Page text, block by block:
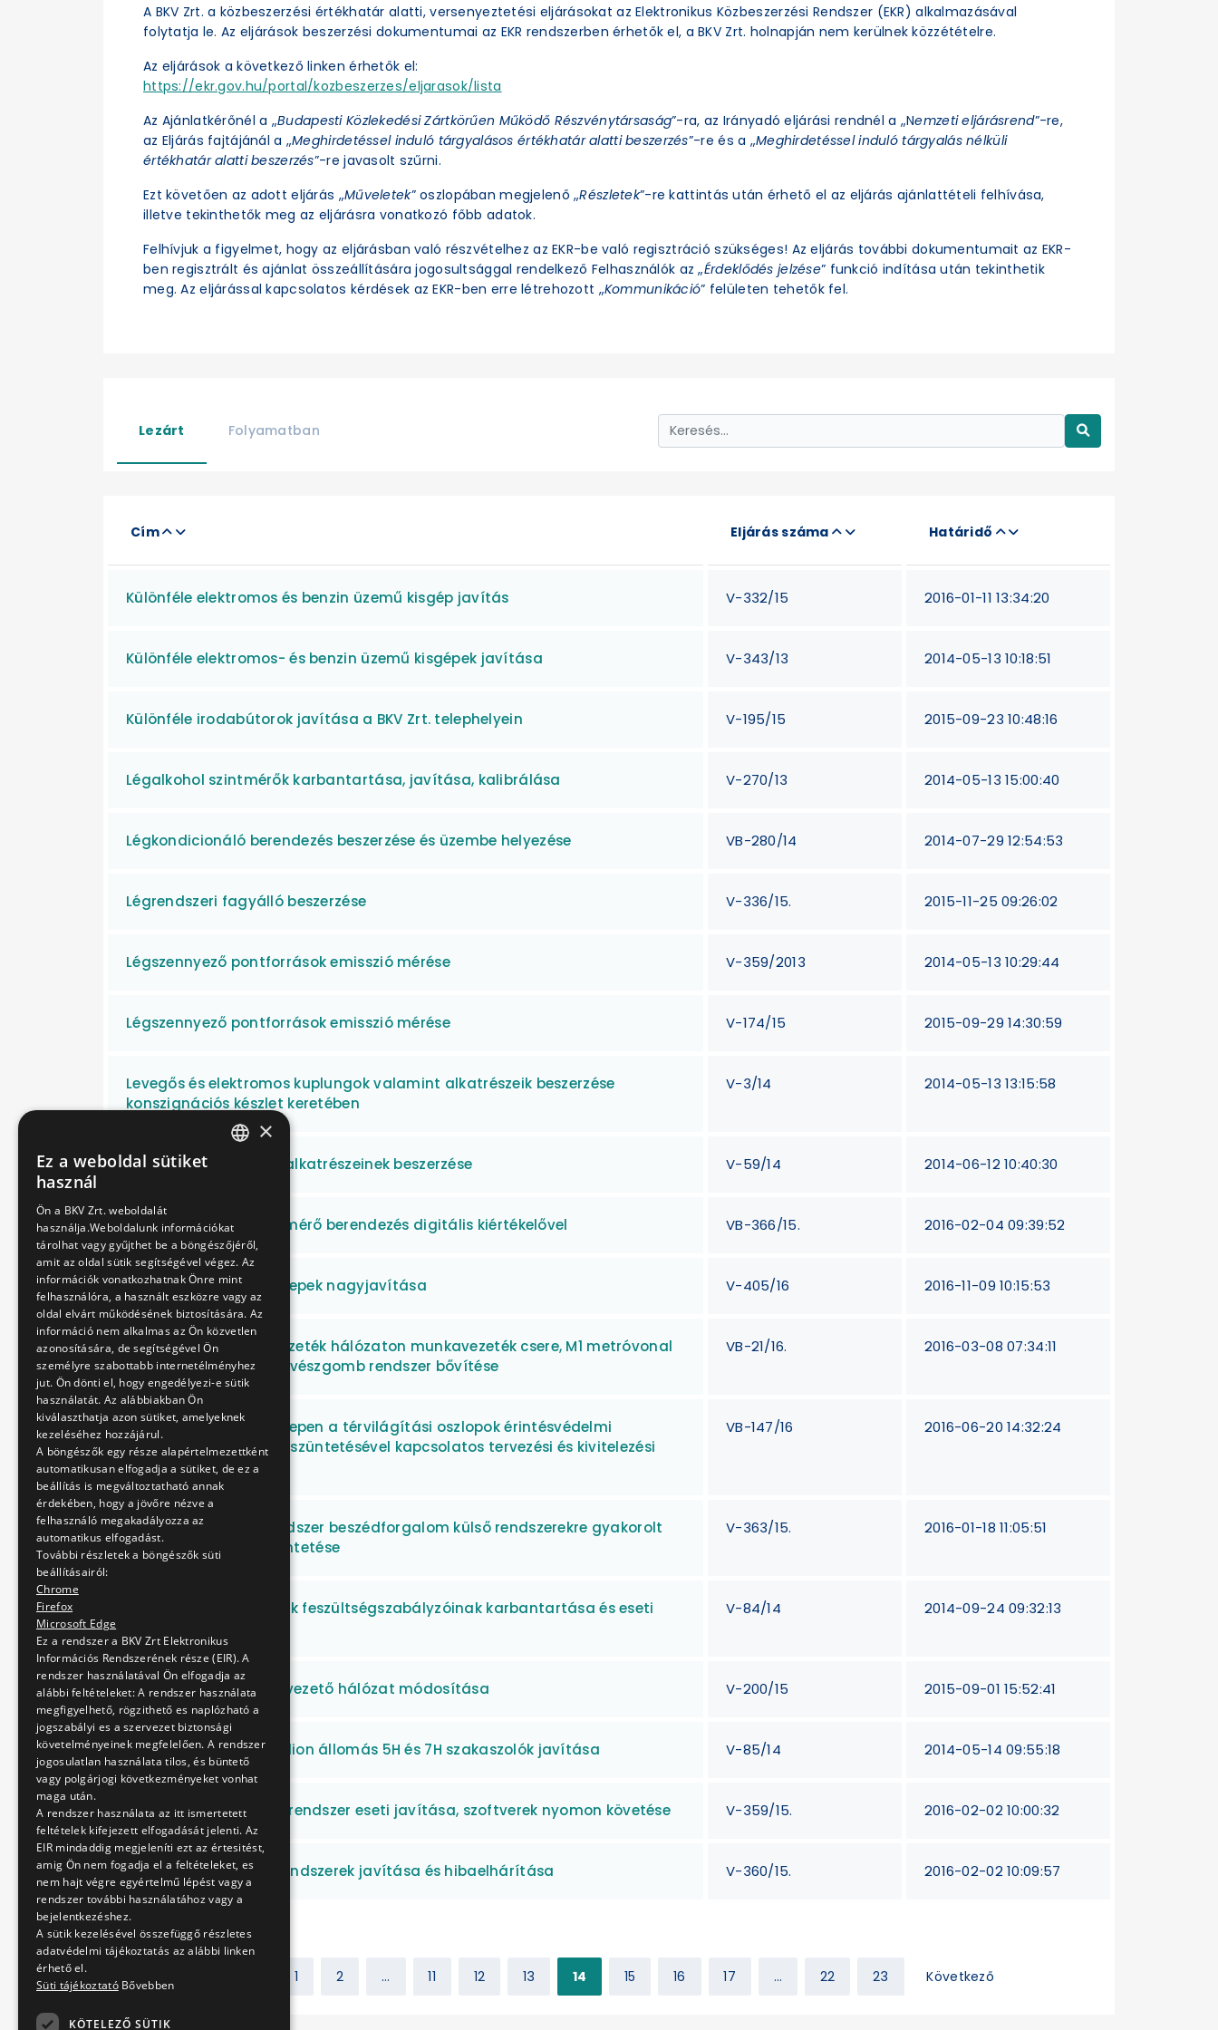
A BKV Zrt. a közbeszerzési értékhatár alatti, versenyeztetési eljárásokat az Elektronikus Közbeszerzési Rendszer (EKR) alkalmazásával
folytatja le. Az eljárások beszerzési dokumentumai az EKR rendszerben érhetők el, a BKV Zrt. holnapján nem kerülnek közzétételre.
Az eljárások a következő linken érhetők el:
https://ekr.gov.hu/portal/kozbeszerzes/eljarasok/lista
Az Ajánlatkérőnél a „Budapesti Közlekedési Zártkörűen Működő Részvénytársaság”-ra, az Irányadó eljárási rendnél a „Nemzeti eljárásrend”-re,
az Eljárás fajtájánál a „Meghirdetéssel induló tárgyalásos értékhatár alatti beszerzés”-re és a „Meghirdetéssel induló tárgyalás nélküli
értékhatár alatti beszerzés”-re javasolt szűrni.
Ezt követően az adott eljárás „Műveletek” oszlopában megjelenő „Részletek”-re kattintás után érhető el az eljárás ajánlattételi felhívása,
illetve tekinthetők meg az eljárásra vonatkozó főbb adatok.
Felhívjuk a figyelmet, hogy az eljárásban való részvételhez az EKR-be való regisztráció szükséges! Az eljárás további dokumentumait az EKR-
ben regisztrált és ajánlat összeállítására jogosultsággal rendelkező Felhasználók az „Érdeklődés jelzése” funkció indítása után tekinthetik
meg. Az eljárással kapcsolatos kérdések az EKR-ben erre létrehozott „Kommunikáció” felületen tehetők fel.
Lezárt Folyamatban
Cím Eljárás száma Határidő
Különféle elektromos és benzin üzemű kisgép javítás V-332/15 2016-01-11 13:34:20
Különféle elektromos- és benzin üzemű kisgépek javítása V-343/13 2014-05-13 10:18:51
Különféle irodabútorok javítása a BKV Zrt. telephelyein V-195/15 2015-09-23 10:48:16
Légalkohol szintmérők karbantartása, javítása, kalibrálása V-270/13 2014-05-13 15:00:40
Légkondicionáló berendezés beszerzése és üzembe helyezése VB-280/14 2014-07-29 12:54:53
Légrendszeri fagyálló beszerzése V-336/15. 2015-11-25 09:26:02
Légszennyező pontforrások emisszió mérése V-359/2013 2014-05-13 10:29:44
Légszennyező pontforrások emisszió mérése V-174/15 2015-09-29 14:30:59
Levegős és elektromos kuplungok valamint alkatrészeik beszerzése
konszignációs készlet keretében
V-3/14 2014-05-13 13:15:58
Levegős szerelvények alkatrészeinek beszerzése V-59/14 2014-06-12 10:40:30
Lézeres abroncsprofil mérő berendezés digitális kiértékelővel VB-366/15. 2016-02-04 09:39:52
M1 felszíni szivattyútelepek nagyjavítása V-405/16 2016-11-09 10:15:53
M1 metróvonal felsővezeték hálózaton munkavezeték csere, M1 metróvonal
Mexikói úti járműtelep vészgomb rendszer bővítése
VB-21/16. 2016-03-08 07:34:11
M1 Mexikói úti járműtelepen a térvilágítási oszlopok érintésvédelmi
hiányosságainak megszüntetésével kapcsolatos tervezési és kivitelezési
munkák
VB-147/16 2016-06-20 14:32:24
M1, M2 vonali rádiórendszer beszédforgalom külső rendszerekre gyakorolt
zavarásának megszüntetése
V-363/15. 2016-01-18 11:05:51
M2 és M3 metróvonalak feszültségszabályzóinak karbantartása és eseti
V-84/14 2014-09-24 09:32:13
M2 metróvonal visszavezető hálózat módosítása V-200/15 2015-09-01 15:52:41
M2 Puskás Ferenc Stadion állomás 5H és 7H szakaszolók javítása V-85/14 2014-05-14 09:55:18
M2 vonal adatátviteli rendszer eseti javítása, szoftverek nyomon követése V-359/15. 2016-02-02 10:00:32
M2 vonal diszpécser rendszerek javítása és hibaelhárítása V-360/15. 2016-02-02 10:09:57
1 2 ... 11 12 13 14 15 16 17 ... 22 23 Következő
×
Ez a weboldal sütiket
használ
Ön a BKV Zrt. weboldalát
használja.Weboldalunk információkat
tárolhat vagy gyűjthet be a böngészőjéről,
amit az oldal sütik segítségével végez. Az
információk vonatkozhatnak Önre mint
felhasználóra, a használt eszközre vagy az
oldal elvárt működésének biztosítására. Az
információ nem alkalmas az Ön közvetlen
azonosítására, de segítségével Ön
személyre szabottabb internetélményhez
jut. Ön dönti el, hogy engedélyezi-e sütik
használatát. Az alábbiakban Ön
kiválaszthatja azon sütiket, amelyeknek
kezeléséhez hozzájárul.
A böngészők egy része alapértelmezettként
automatikusan elfogadja a sütiket, de ez a
beállítás is megváltoztatható annak
érdekében, hogy a jövőre nézve a
felhasználó megakadályozza az
automatikus elfogadást.
További részletek a böngészők süti
beállításairól:
Chrome
Firefox
Microsoft Edge
Ez a rendszer a BKV Zrt Elektronikus
Információs Rendszerének része (EIR). A
rendszer használatával Ön elfogadja az
alábbi feltételeket: A rendszer használata
megfigyelhető, rögzithető es naplózható a
jogszabályi es a szervezet biztonsági
követelményeinek megfelelően. A rendszer
jogosulatlan használata tilos, és büntető
vagy polgárjogi következményeket vonhat
maga után.
A rendszer használata az itt ismertetett
feltételek kifejezett elfogadását jelenti. Az
EIR mindaddig megjeleníti ezt az értesitést,
amig Ön nem fogadja el a feltételeket, es
nem hajt végre egyértelmű lépést vagy a
rendszer további használatához vagy a
bejelentkezéshez.
A sütik kezelésével összefüggő részletes
adatvédelmi tájékoztatás az alábbi linken
érhető el.
Süti tájékoztató Bővebben
KÖTELEZŐ SÜTIK